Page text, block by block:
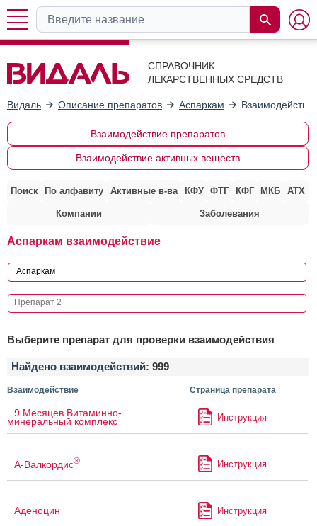
СПРАВОЧНИК
ЛЕКАРСТВЕННЫХ СРЕДСТВ
Видаль Описание препаратов Аспаркам
Взаимодействие препаратов
Взаимодействие активных веществ
Поиск По алфавиту Активные в-ва КФУ ФТГ КФГ МКБ АТХ
Компании Заболевания
Аспаркам взаимодействие
Выберите препарат для проверки взаимодействия
Найдено взаимодействий: 999
Взаимодействие Страница препарата
9 Месяцев Витаминно-
минеральный комплекс Инструкция
А-Валкордис® Инструкция
Аденоцин Инструкция